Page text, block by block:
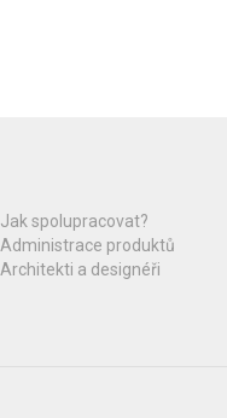
Jak spolupracovat?
Administrace produktů
Architekti a designéři